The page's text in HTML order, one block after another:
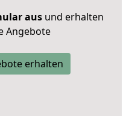
ausund erhalten
Angebote
erhalten